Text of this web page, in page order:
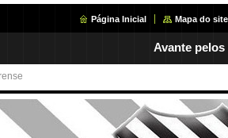
Página Inicial Mapa do site
Avante